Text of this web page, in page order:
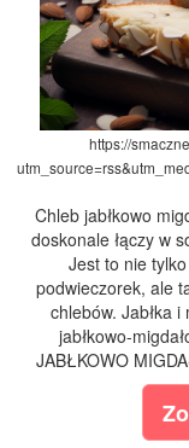
https://
Chleb jabłkowo
doskonale łączy w
Jest to nie
podwieczorek, ale
chlebów. Jabłka i
jabłkowo-
JABŁKOWO